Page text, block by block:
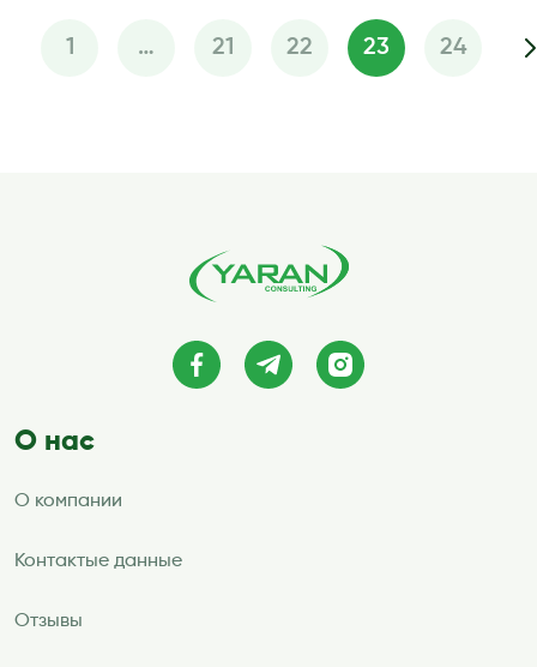
Пагинация
1 … 21 22 23 24
О нас
О компании
Контактые данные
Отзывы